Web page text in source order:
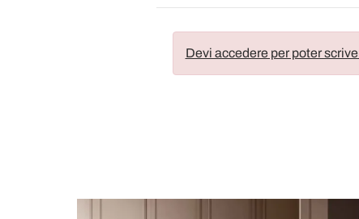
Devi accedere per poter